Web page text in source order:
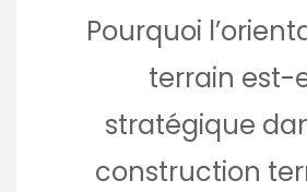
Pourquoi
terrain est-
stratégique
construction